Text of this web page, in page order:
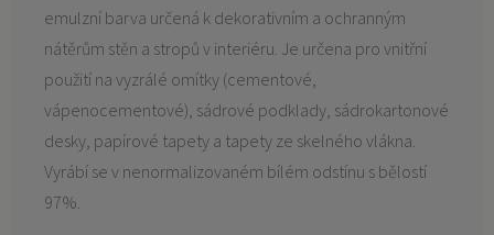
emulzní barva určená k dekorativním a ochranným
nátěrům stěn a stropů v interiéru. Je určena pro vnitřní
použití na vyzrálé omítky (cementové,
vápenocementové), sádrové podklady, sádrokartonové
desky, papírové tapety a tapety ze skelného vlákna.
Vyrábí se v nenormalizovaném bílém odstínu s bělostí
97%.